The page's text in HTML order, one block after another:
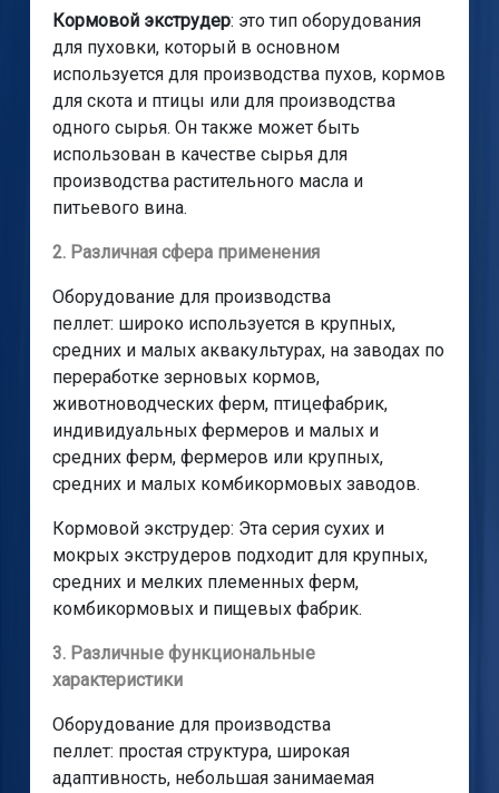
Кормовой экструдер: это тип оборудования
для пуховки, который в основном
используется для производства пухов, кормов
для скота и птицы или для производства
одного сырья. Он также может быть
использован в качестве сырья для
производства растительного масла и
питьевого вина.
2. Различная сфера применения
Оборудование для производства
пеллет: широко используется в крупных,
средних и малых аквакультурах, на заводах по
переработке зерновых кормов,
животноводческих ферм, птицефабрик,
индивидуальных фермеров и малых и
средних ферм, фермеров или крупных,
средних и малых комбикормовых заводов.
Кормовой экструдер: Эта серия сухих и
мокрых экструдеров подходит для крупных,
средних и мелких племенных ферм,
комбикормовых и пищевых фабрик.
3. Различные функциональные
характеристики
Оборудование для производства
пеллет: простая структура, широкая
адаптивность, небольшая занимаемая